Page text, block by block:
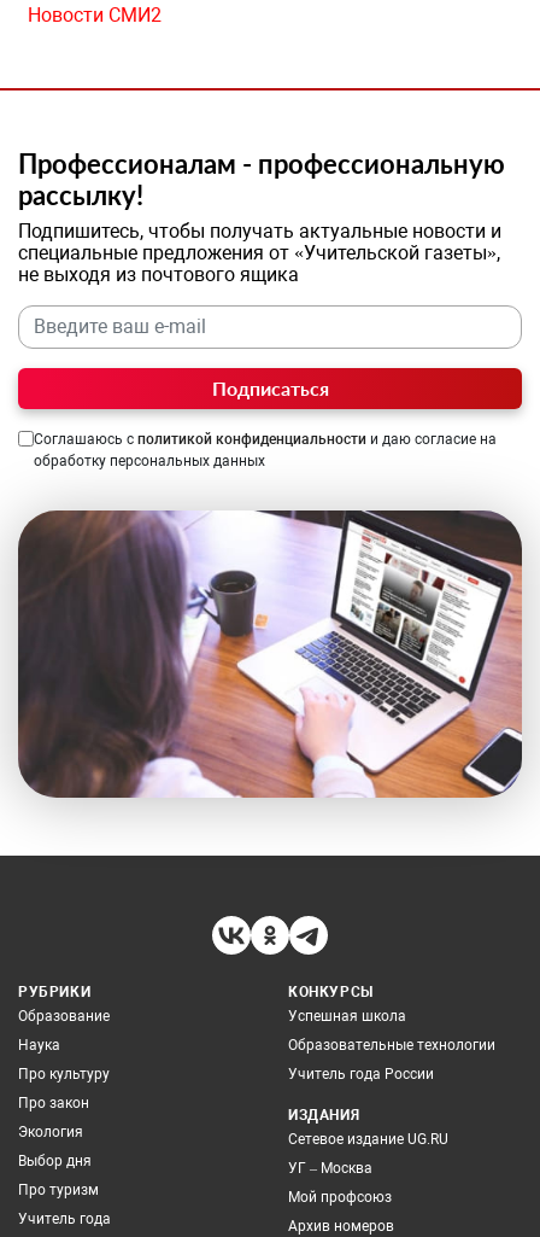
Новости СМИ2
Профессионалам - профессиональную
рассылку!
Подпишитесь, чтобы получать актуальные новости и
специальные предложения от «Учительской газеты»,
не выходя из почтового ящика
Подписаться
Соглашаюсь с политикой конфиденциальности и даю согласие на
обработку персональных данных
РУБРИКИ
Образование
Наука
Про культуру
Про закон
Экология
Выбор дня
Про туризм
Учитель года
КОНКУРСЫ
Успешная школа
Образовательные технологии
Учитель года России
ИЗДАНИЯ
Сетевое издание UG.RU
УГ – Москва
Мой профсоюз
Архив номеров